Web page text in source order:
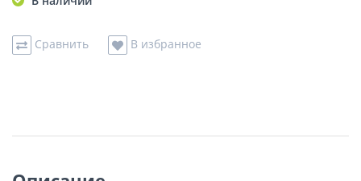
Сравнить В избранное